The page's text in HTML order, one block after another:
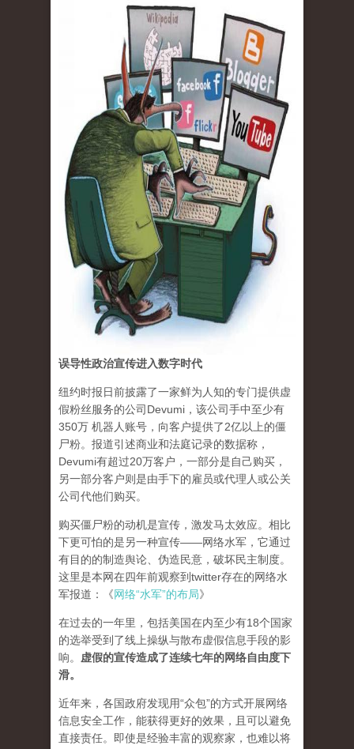
误导性政治宣传进入数字时代
纽约时报日前披露了一家鲜为人知的专门提供虚
假粉丝服务的公司Devumi，该公司手中至少有
350万 机器人账号，向客户提供了2亿以上的僵
尸粉。报道引述商业和法庭记录的数据称，
Devumi有超过20万客户，一部分是自己购买，
另一部分客户则是由手下的雇员或代理人或公关
公司代他们购买。
购买僵尸粉的动机是宣传，激发马太效应。相比
下更可怕的是另一种宣传——网络水军，它通过
有目的的制造舆论、伪造民意，破坏民主制度。
这里是本网在四年前观察到twitter存在的网络水
军报道：《网络“水军”的布局》
在过去的一年里，包括美国在内至少有18个国家
的选举受到了线上操纵与散布虚假信息手段的影
响。 虚假的宣传造成了连续七年的网络自由度下
滑。
近年来，各国政府发现用“众包”的方式开展网络
信息安全工作，能获得更好的效果，且可以避免
直接责任。即使是经验丰富的观察家，也难以将